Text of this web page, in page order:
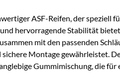
ASF-Reifen, der speziell
hervorragende Stabilität
mit den passenden
Montage gewährleistet.
Gummimischung, die für